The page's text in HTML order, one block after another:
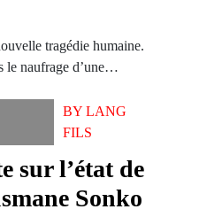
tragédie humaine.
le naufrage d’une…
BY LANG
FILS
sur l’état de
Sonko